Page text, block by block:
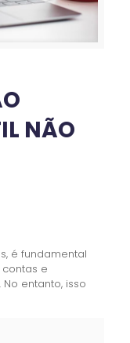
NÃO
é fundamental
e
entanto, isso